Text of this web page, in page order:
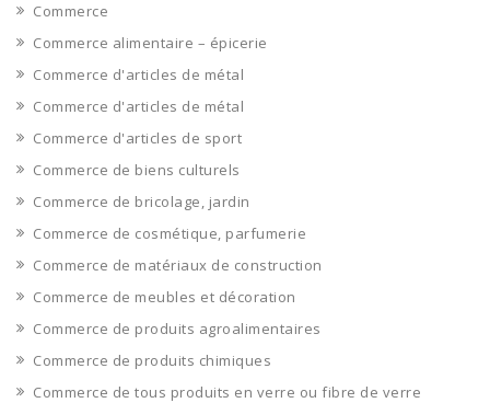
Commerce
Commerce alimentaire – épicerie
Commerce d'articles de métal
Commerce d'articles de métal
Commerce d'articles de sport
Commerce de biens culturels
Commerce de bricolage, jardin
Commerce de cosmétique, parfumerie
Commerce de matériaux de construction
Commerce de meubles et décoration
Commerce de produits agroalimentaires
Commerce de produits chimiques
Commerce de tous produits en verre ou fibre de verre